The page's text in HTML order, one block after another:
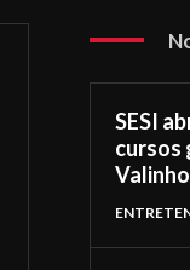
SESI
cursos